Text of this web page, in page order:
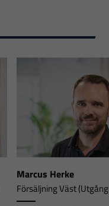
Marcus Herke
Försäljning Väst